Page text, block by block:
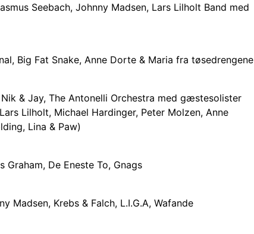
Seebach, Johnny Madsen, Lars Lilholt Band med
Big Fat Snake, Anne Dorte & Maria fra tøsedrengene
& Jay, The Antonelli Orchestra med gæstesolister
Lilholt, Michael Hardinger, Peter Molzen, Anne
Lina & Paw)
Graham, De Eneste To, Gnags
Madsen, Krebs & Falch, L.I.G.A, Wafande